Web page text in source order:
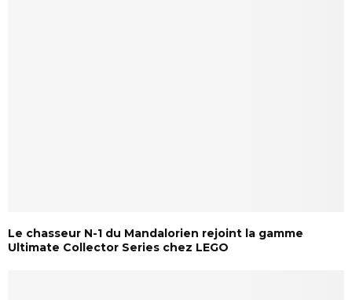
Le chasseur N-1 du Mandalorien rejoint la gamme
Ultimate Collector Series chez LEGO